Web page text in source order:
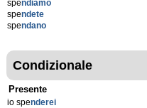
spendiamo
spendete
spendano
Condizionale
Presente
io spenderei